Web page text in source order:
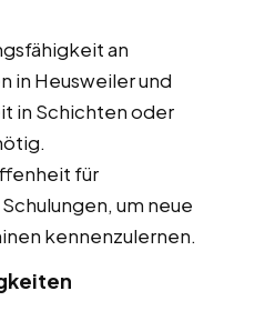
an
in Heusweiler und
in Schichten oder
für
um neue
kennenzulernen.